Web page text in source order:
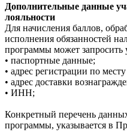
Дополнительные данные
лояльности
Для начисления баллов,
исполнения обязанностей
программы может запросить
• паспортные данные;
• адрес регистрации по
• адрес доставки
• ИНН;
Конкретный перечень
программы, указывается в